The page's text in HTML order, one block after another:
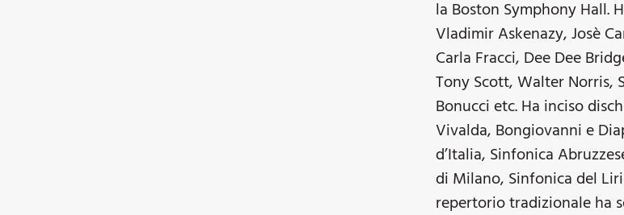
la Boston Symphony Hall.
Vladimir Askenazy, Josè
Carla Fracci, Dee Dee
Tony Scott, Walter Norris,
Bonucci etc. Ha inciso
Vivalda, Bongiovanni e
d’Italia, Sinfonica
di Milano, Sinfonica del
repertorio tradizionale ha